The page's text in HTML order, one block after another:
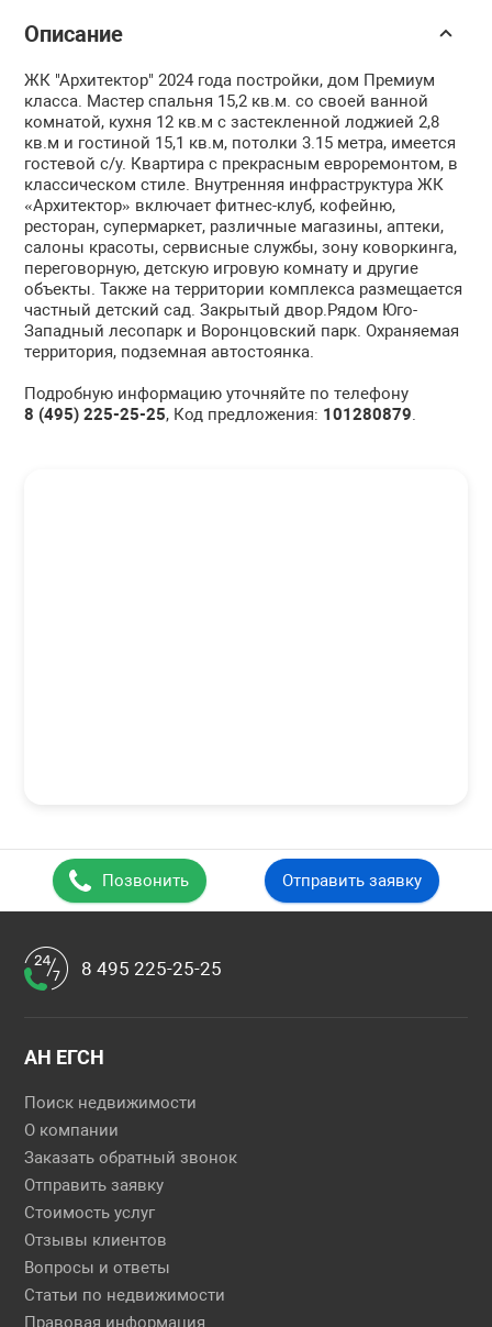
Описание
ЖК "Архитектор" 2024 года постройки, дом Премиум
класса. Мастер спальня 15,2 кв.м. со своей ванной
комнатой, кухня 12 кв.м с застекленной лоджией 2,8
кв.м и гостиной 15,1 кв.м, потолки 3.15 метра, имеется
гостевой с/у. Квартира с прекрасным евроремонтом, в
классическом стиле. Внутренняя инфраструктура ЖК
«Архитектор» включает фитнес-клуб, кофейню,
ресторан, супермаркет, различные магазины, аптеки,
салоны красоты, сервисные службы, зону коворкинга,
переговорную, детскую игровую комнату и другие
объекты. Также на территории комплекса размещается
частный детский сад. Закрытый двор.Рядом Юго-
Западный лесопарк и Воронцовский парк. Охраняемая
территория, подземная автостоянка.
Подробную информацию уточняйте по телефону
8 (495) 225-25-25, Код предложения: 101280879.
Позвонить Отправить заявку
8 495 225-25-25
АН ЕГСН
Поиск недвижимости
О компании
Заказать обратный звонок
Отправить заявку
Стоимость услуг
Отзывы клиентов
Вопросы и ответы
Статьи по недвижимости
Правовая информация